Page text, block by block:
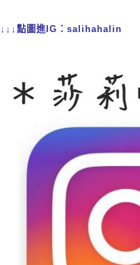
↓↓↓點圖進IG：salihahalin